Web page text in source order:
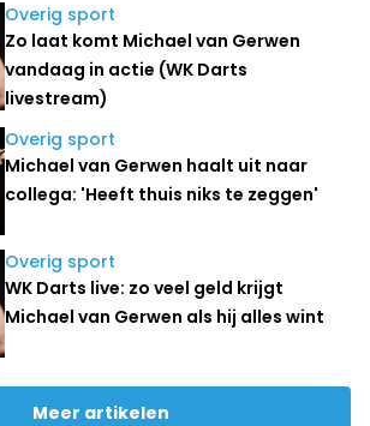
Overig sport
Zo laat komt Michael van Gerwen
vandaag in actie (WK Darts
livestream)
Overig sport
Michael van Gerwen haalt uit naar
collega: 'Heeft thuis niks te zeggen'
Overig sport
WK Darts live: zo veel geld krijgt
Michael van Gerwen als hij alles wint
Meer artikelen